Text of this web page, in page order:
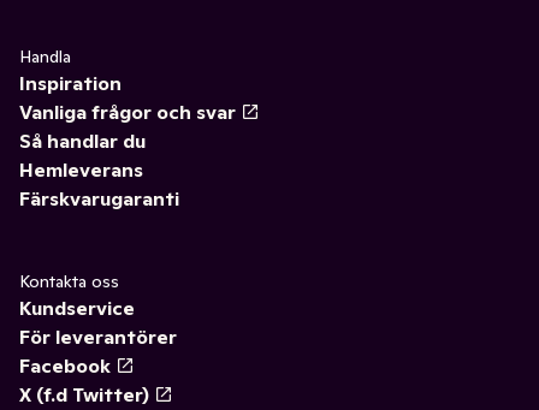
Handla
Inspiration
Vanliga frågor och svar
Så handlar du
Hemleverans
Färskvarugaranti
Kontakta oss
Kundservice
För leverantörer
Facebook
X (f.d Twitter)